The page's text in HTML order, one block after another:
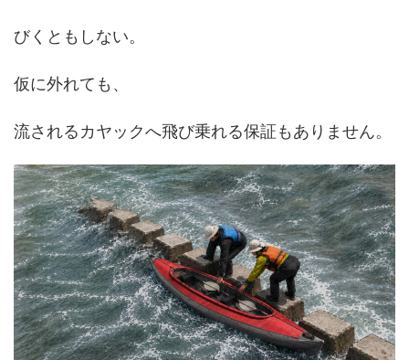
びくともしない。
仮に外れても、
流されるカヤックへ飛び乗れる保証もありません。